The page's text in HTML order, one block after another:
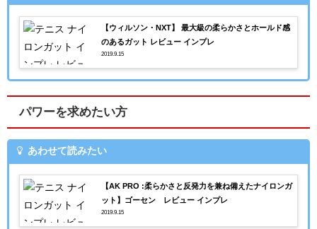
【ウィルソン・NXT】 最大級の柔らかさとホールド感
のあるガット レビュー インプレ
2019.9.15
パワーを求めたい方
あわせて読みたい
【AK PRO :柔らかさと反発力を兼ね備えたナイロンガ
ット】ゴーセン レビュー インプレ
2019.9.15